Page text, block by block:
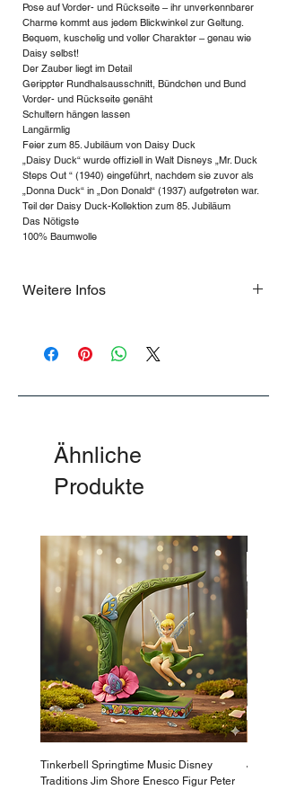
Pose auf Vorder- und Rückseite – ihr unverkennbarer
Charme kommt aus jedem Blickwinkel zur Geltung.
Bequem, kuschelig und voller Charakter – genau wie
Daisy selbst!
Der Zauber liegt im Detail
Gerippter Rundhalsausschnitt, Bündchen und Bund
Vorder- und Rückseite genäht
Schultern hängen lassen
Langärmlig
Feier zum 85. Jubiläum von Daisy Duck
„Daisy Duck“ wurde offiziell in Walt Disneys „Mr. Duck
Steps Out “ (1940) eingeführt, nachdem sie zuvor als
„Donna Duck“ in „Don Donald“ (1937) aufgetreten war.
Teil der Daisy Duck-Kollektion zum 85. Jubiläum
Das Nötigste
100% Baumwolle
Weitere Infos
Ähnliche
Produkte
Tinkerbell Springtime Music Disney
Traditions Jim Shore Enesco Figur Peter
Jasmin